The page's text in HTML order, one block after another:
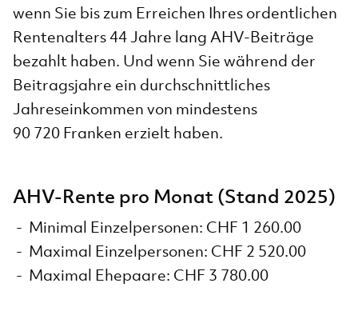
wenn Sie bis zum Erreichen Ihres ordentlichen
Rentenalters 44 Jahre lang AHV-Beiträge
bezahlt haben. Und wenn Sie während der
Beitragsjahre ein durchschnittliches
Jahreseinkommen von mindestens
90 720 Franken erzielt haben.
AHV-Rente pro Monat (Stand 2025)
Minimal Einzelpersonen: CHF 1 260.00
Maximal Einzelpersonen: CHF 2 520.00
Maximal Ehepaare: CHF 3 780.00